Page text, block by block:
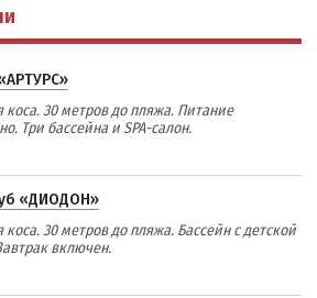
коса. 30 метров до пляжа. Питание
Три бассейна и SPA-салон.
«ДИОДОН»
коса. 30 метров до пляжа. Бассейн с детской
включен.